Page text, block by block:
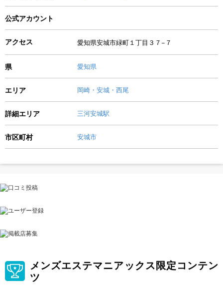
公式アカウント
アクセス 愛知県安城市緑町１丁目３７−７
県 愛知県
エリア 岡崎・安城・西尾
詳細エリア 三河安城駅
市区町村 安城市
メンズエステマニアックス限定コンテン
ツ